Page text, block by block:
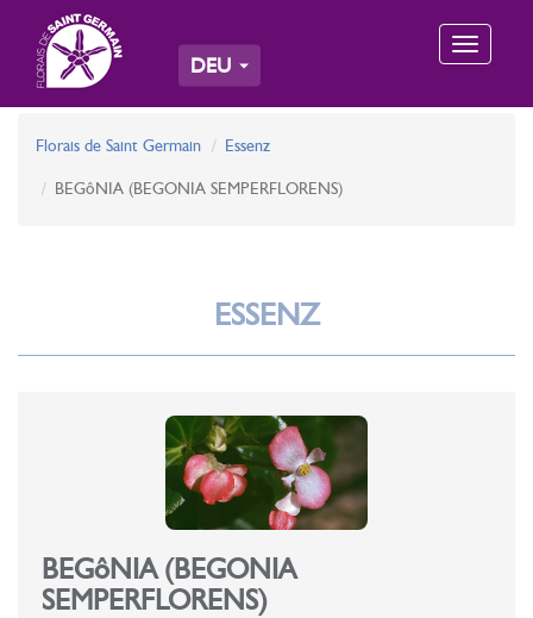
Toggle
DEU
Florais de Saint Germain Essenz
BEGôNIA (BEGONIA SEMPERFLORENS)
ESSENZ
BEGôNIA (BEGONIA
SEMPERFLORENS)